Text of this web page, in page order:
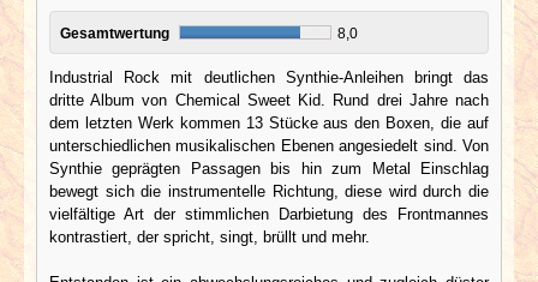
Gesamtwertung 8,0
Industrial Rock mit deutlichen Synthie-Anleihen bringt das
dritte Album von Chemical Sweet Kid. Rund drei Jahre nach
dem letzten Werk kommen 13 Stücke aus den Boxen, die auf
unterschiedlichen musikalischen Ebenen angesiedelt sind. Von
Synthie geprägten Passagen bis hin zum Metal Einschlag
bewegt sich die instrumentelle Richtung, diese wird durch die
vielfältige Art der stimmlichen Darbietung des Frontmannes
kontrastiert, der spricht, singt, brüllt und mehr.